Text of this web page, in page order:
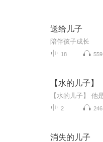
送给儿子
陪伴孩子成长
18 559
【水的儿子】
2 246
消失的儿子